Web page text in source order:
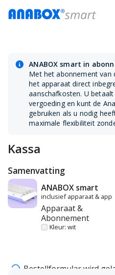
ANABOX smart in
Met het abonnement van
het apparaat direct
aanschafkosten. U
vergoeding en kunt de
gebruiken als u nodig
maximale flexibiliteit
Kassa
Samenvatting
ANABOX smart
inclusief apparaat & app
Apparaat &
Abonnement
Kleur: wit
Bestellformular wird